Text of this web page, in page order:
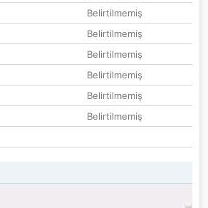
Belirtilmemiş
Belirtilmemiş
Belirtilmemiş
Belirtilmemiş
Belirtilmemiş
Belirtilmemiş